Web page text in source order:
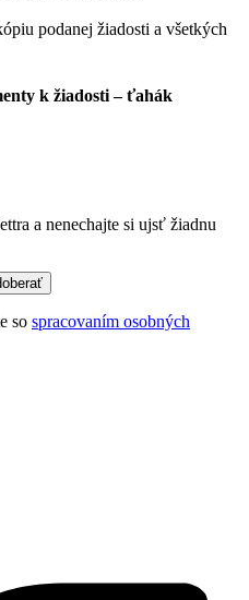
podanej žiadosti a všetkých
k žiadosti – ťahák
a nenechajte si ujsť žiadnu
so spracovaním osobných